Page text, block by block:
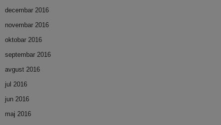
decembar 2016
novembar 2016
oktobar 2016
septembar 2016
avgust 2016
jul 2016
jun 2016
maj 2016